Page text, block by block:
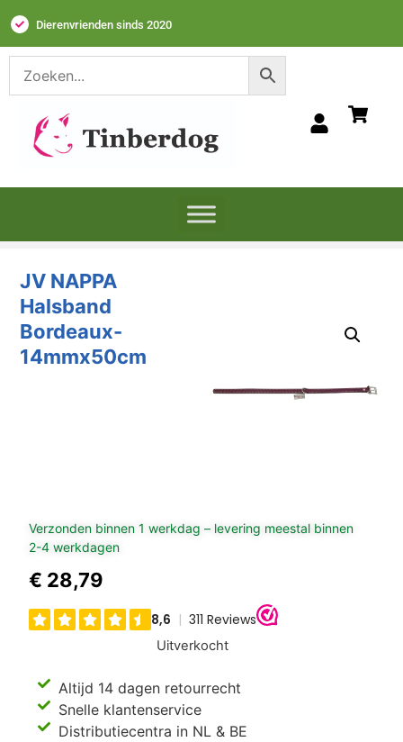
Dierenvrienden sinds 2020
JV NAPPA
Halsband
Bordeaux-
14mmx50cm
Verzonden binnen 1 werkdag – levering meestal binnen
2-4 werkdagen
€ 28,79
Uitverkocht
Altijd 14 dagen retourrecht
Snelle klantenservice
Distributiecentra in NL & BE